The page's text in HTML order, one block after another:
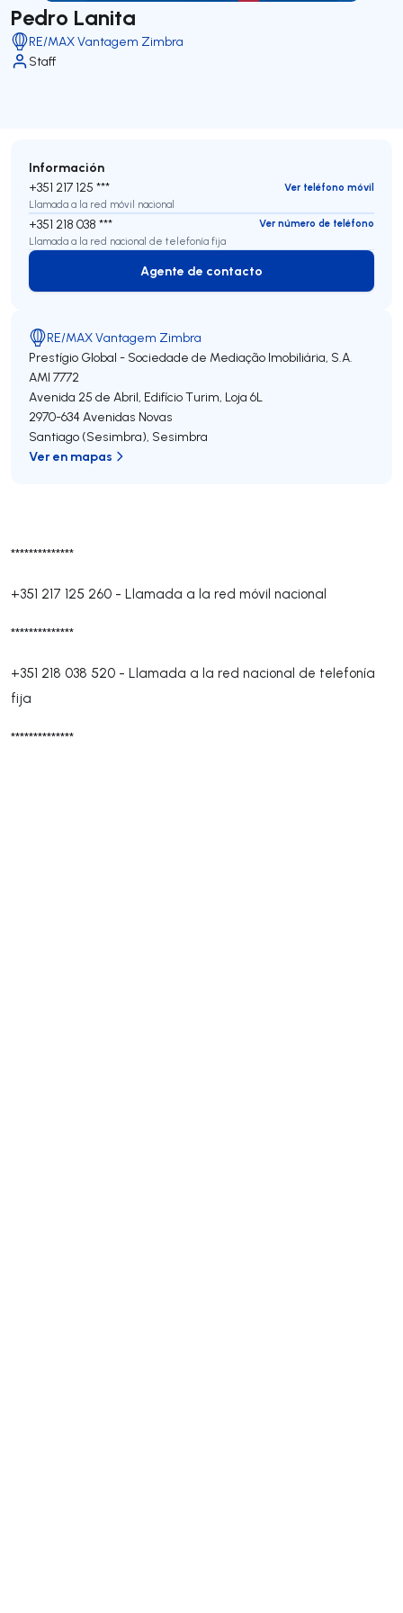
Pedro Lanita
RE/MAX Vantagem Zimbra
Staff
**************
+351 217 125 260 - Llamada a la red móvil nacional
**************
+351 218 038 520 - Llamada a la red nacional de telefonía
fija
**************
Información
+351 217 125 ***
Ver teléfono móvil
Llamada a la red móvil nacional
+351 218 038 ***
Ver número de teléfono
Llamada a la red nacional de telefonía fija
Agente de contacto
Agente de contacto
RE/MAX Vantagem Zimbra
Prestígio Global - Sociedade de Mediação Imobiliária, S.A.
AMI 7772
Avenida 25 de Abril, Edifício Turim, Loja 6L
2970-634 Avenidas Novas
Santiago (Sesimbra), Sesimbra
Ver en mapas